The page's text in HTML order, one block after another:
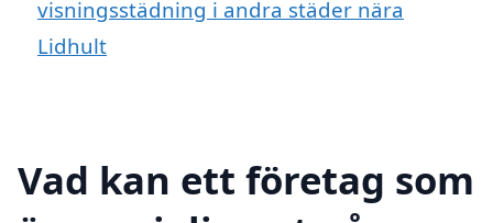
visningsstädning i andra städer nära
Lidhult
Vad kan ett företag som